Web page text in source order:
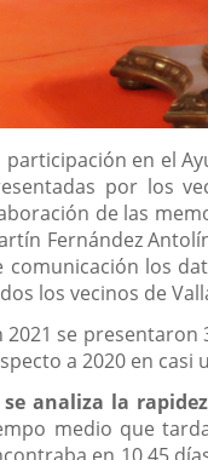
participación en el
por los
de las
Fernández
comunicación los
los vecinos de
2021 se
a 2020 en casi
se analiza la
medio que